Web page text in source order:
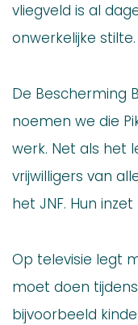
vliegveld is al
onwerkelijke stilte.
De Bescherming
noemen we die
werk. Net als het
vrijwilligers van
het JNF. Hun
Op televisie legt
moet doen
bijvoorbeeld